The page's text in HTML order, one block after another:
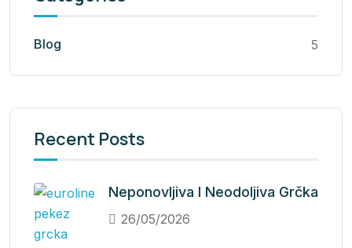
Blog 5
Recent Posts
Neponovljiva I Neodoljiva Grčka
26/05/2026